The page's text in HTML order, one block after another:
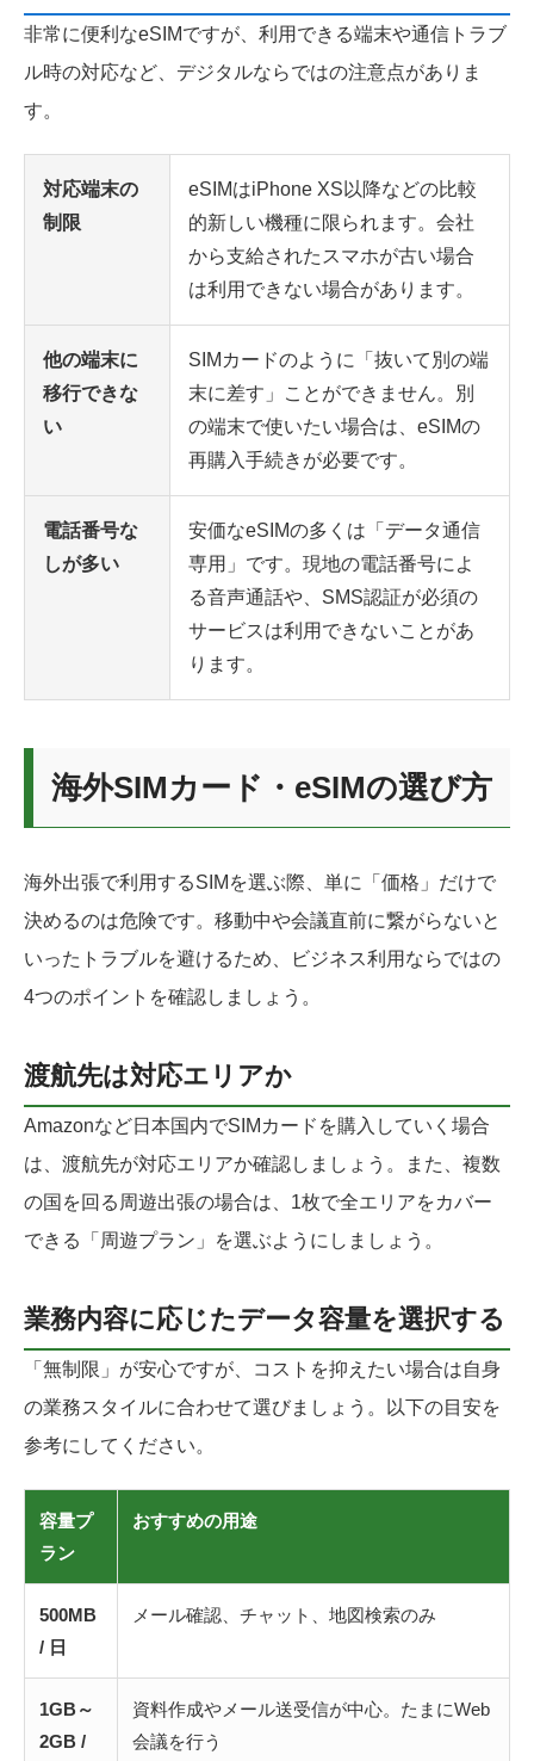
非常に便利なeSIMですが、利用できる端末や通信トラブ
ル時の対応など、デジタルならではの注意点がありま
す。
対応端末の
制限
eSIMはiPhone XS以降などの比較
的新しい機種に限られます。会社
から支給されたスマホが古い場合
は利用できない場合があります。
他の端末に
移行できな
い
SIMカードのように「抜いて別の端
末に差す」ことができません。別
の端末で使いたい場合は、eSIMの
再購入手続きが必要です。
電話番号な
しが多い
安価なeSIMの多くは「データ通信
専用」です。現地の電話番号によ
る音声通話や、SMS認証が必須の
サービスは利用できないことがあ
ります。
海外SIMカード・eSIMの選び方
海外出張で利用するSIMを選ぶ際、単に「価格」だけで
決めるのは危険です。移動中や会議直前に繋がらないと
いったトラブルを避けるため、ビジネス利用ならではの
4つのポイントを確認しましょう。
渡航先は対応エリアか
Amazonなど日本国内でSIMカードを購入していく場合
は、渡航先が対応エリアか確認しましょう。また、複数
の国を回る周遊出張の場合は、1枚で全エリアをカバー
できる「周遊プラン」を選ぶようにしましょう。
業務内容に応じたデータ容量を選択する
「無制限」が安心ですが、コストを抑えたい場合は自身
の業務スタイルに合わせて選びましょう。以下の目安を
参考にしてください。
容量プ
ラン
おすすめの用途
500MB
/ 日
メール確認、チャット、地図検索のみ
1GB～
2GB /
資料作成やメール送受信が中心。たまにWeb
会議を行う